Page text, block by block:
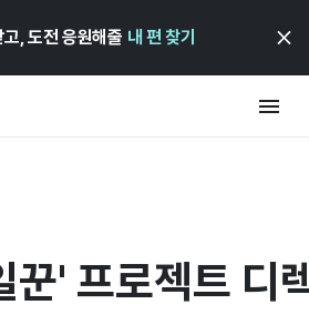
, 도전 응원해줄 내 편 찾기
' 프로젝트 디